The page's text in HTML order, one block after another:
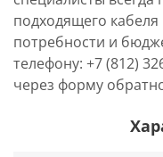
подходящего
потребности и
телефону: +7 (812)
через форму